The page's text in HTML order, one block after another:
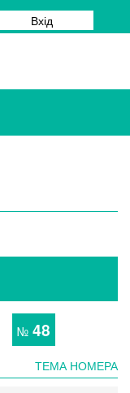
Вхід
№ 48
ТЕМА НОМЕРА